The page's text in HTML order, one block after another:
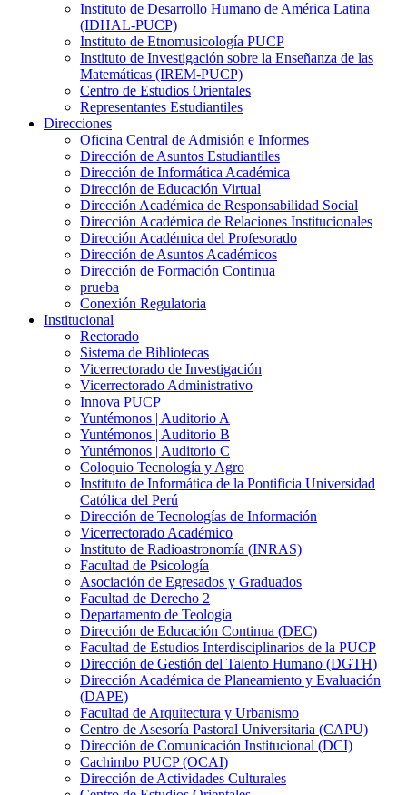
Instituto de Desarrollo Humano de América Latina
(IDHAL-PUCP)
Instituto de Etnomusicología PUCP
Instituto de Investigación sobre la Enseñanza de las
Matemáticas (IREM-PUCP)
Centro de Estudios Orientales
Representantes Estudiantiles
Direcciones
Oficina Central de Admisión e Informes
Dirección de Asuntos Estudiantiles
Dirección de Informática Académica
Dirección de Educación Virtual
Dirección Académica de Responsabilidad Social
Dirección Académica de Relaciones Institucionales
Dirección Académica del Profesorado
Dirección de Asuntos Académicos
Dirección de Formación Continua
prueba
Conexión Regulatoria
Institucional
Rectorado
Sistema de Bibliotecas
Vicerrectorado de Investigación
Vicerrectorado Administrativo
Innova PUCP
Yuntémonos | Auditorio A
Yuntémonos | Auditorio B
Yuntémonos | Auditorio C
Coloquio Tecnología y Agro
Instituto de Informática de la Pontificia Universidad
Católica del Perú
Dirección de Tecnologías de Información
Vicerrectorado Académico
Instituto de Radioastronomía (INRAS)
Facultad de Psicología
Asociación de Egresados y Graduados
Facultad de Derecho 2
Departamento de Teología
Dirección de Educación Continua (DEC)
Facultad de Estudios Interdisciplinarios de la PUCP
Dirección de Gestión del Talento Humano (DGTH)
Dirección Académica de Planeamiento y Evaluación
(DAPE)
Facultad de Arquitectura y Urbanismo
Centro de Asesoría Pastoral Universitaria (CAPU)
Dirección de Comunicación Institucional (DCI)
Cachimbo PUCP (OCAI)
Dirección de Actividades Culturales